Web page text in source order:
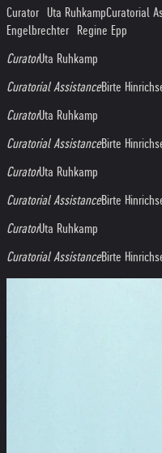
Curator Uta RuhkampCuratorial
Engelbrechter Regine Epp
CuratorUta Ruhkamp
Curatorial AssistanceBirte
CuratorUta Ruhkamp
Curatorial AssistanceBirte
CuratorUta Ruhkamp
Curatorial AssistanceBirte
CuratorUta Ruhkamp
Curatorial AssistanceBirte